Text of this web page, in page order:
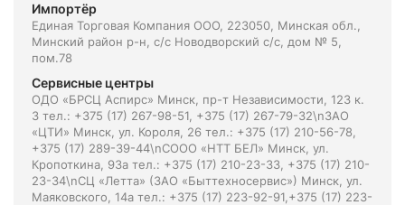
Импортёр
Единая Торговая Компания ООО, 223050, Минская обл.,
Минский район р-н, с/с Новодворский с/с, дом № 5,
пом.78
Сервисные центры
ОДО «БРСЦ Аспирс» Минск, пр-т Независимости, 123 к.
3 тел.: +375 (17) 267-98-51, +375 (17) 267-79-32\nЗАО
«ЦТИ» Минск, ул. Короля, 26 тел.: +375 (17) 210-56-78,
+375 (17) 289-39-44\nСООО «НТТ БЕЛ» Минск, ул.
Кропоткина, 93а тел.: +375 (17) 210-23-33, +375 (17) 210-
23-34\nСЦ «Летта» (ЗАО «Быттехносервис») Минск, ул.
Маяковского, 14а тел.: +375 (17) 223-92-91,+375 (17) 223-